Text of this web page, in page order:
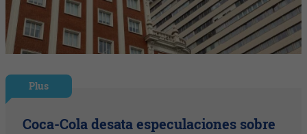
Plus
Coca-Cola desata especulaciones sobre